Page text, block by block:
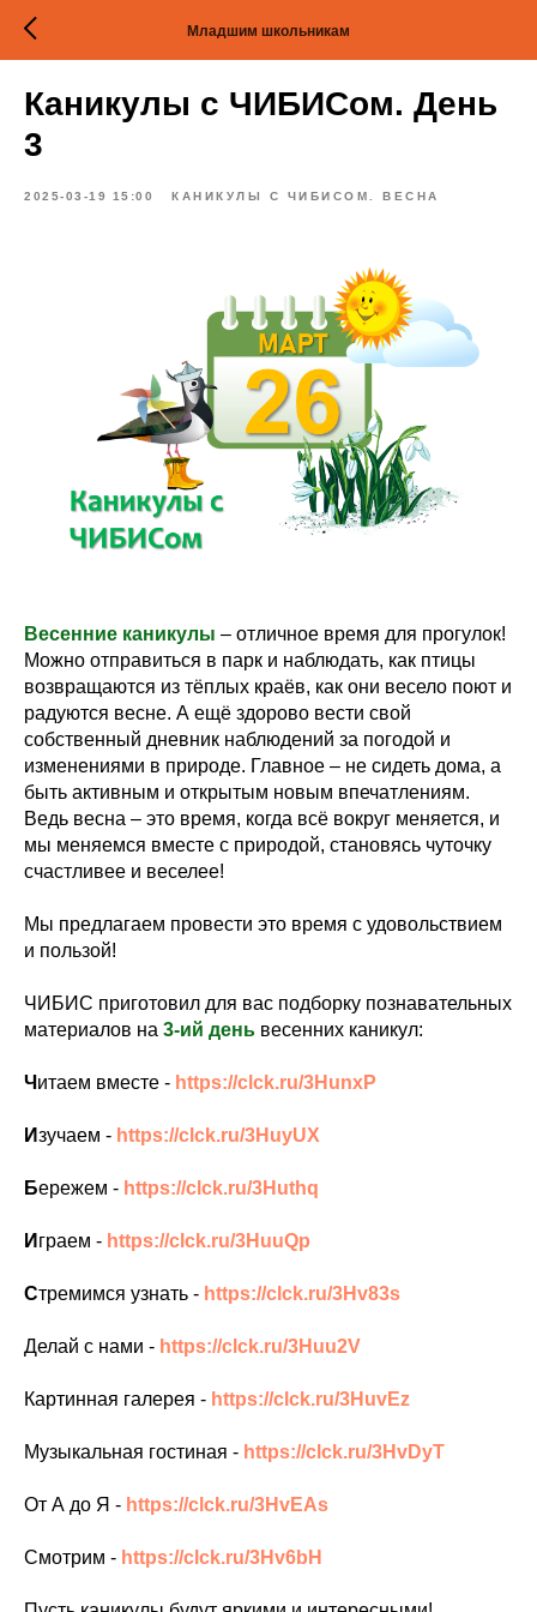
Младшим школьникам
Каникулы с ЧИБИСом. День
3
2025-03-19 15:00 КАНИКУЛЫ С ЧИБИСОМ. ВЕСНА
Весенние каникулы – отличное время для прогулок!
Можно отправиться в парк и наблюдать, как птицы
возвращаются из тёплых краёв, как они весело поют и
радуются весне. А ещё здорово вести свой
собственный дневник наблюдений за погодой и
изменениями в природе. Главное – не сидеть дома, а
быть активным и открытым новым впечатлениям.
Ведь весна – это время, когда всё вокруг меняется, и
мы меняемся вместе с природой, становясь чуточку
счастливее и веселее!
Мы предлагаем провести это время с удовольствием
и пользой!
ЧИБИС приготовил для вас подборку познавательных
материалов на 3-ий день весенних каникул:
Ч итаем вместе - https://clck.ru/3HunxP
Изучаем - https://clck.ru/3HuyUX
Бережем - https://clck.ru/3Huthq
И граем - https://clck.ru/3HuuQp
Стремимся узнать - https://clck.ru/3Hv83s
Делай с нами - https://clck.ru/3Huu2V
Картинная галерея - https://clck.ru/3HuvEz
Музыкальная гостиная - https://clck.ru/3HvDyT
От А до Я - https://clck.ru/3HvEAs
Смотрим - https://clck.ru/3Hv6bH